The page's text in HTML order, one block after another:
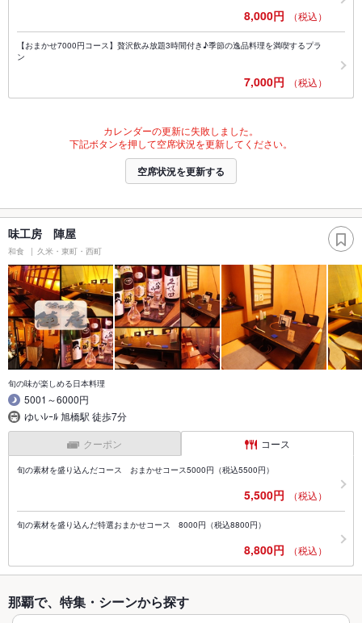
8,000円 （税込）
【おまかせ7000円コース】贅沢飲み放題3時間付き♪季節の逸品料理を満喫するプラ
ン
7,000円 （税込）
カレンダーの更新に失敗しました。
下記ボタンを押して空席状況を更新してください。
空席状況を更新する
味工房 陣屋
和食 久米・東町・西町
旬の味が楽しめる日本料理
5001～6000円
ゆいﾚｰﾙ 旭橋駅 徒歩7分
クーポン コース
旬の素材を盛り込んだコース おまかせコース5000円（税込5500円）
5,500円 （税込）
旬の素材を盛り込んだ特選おまかせコース 8000円（税込8800円）
8,800円 （税込）
那覇で、特集・シーンから探す